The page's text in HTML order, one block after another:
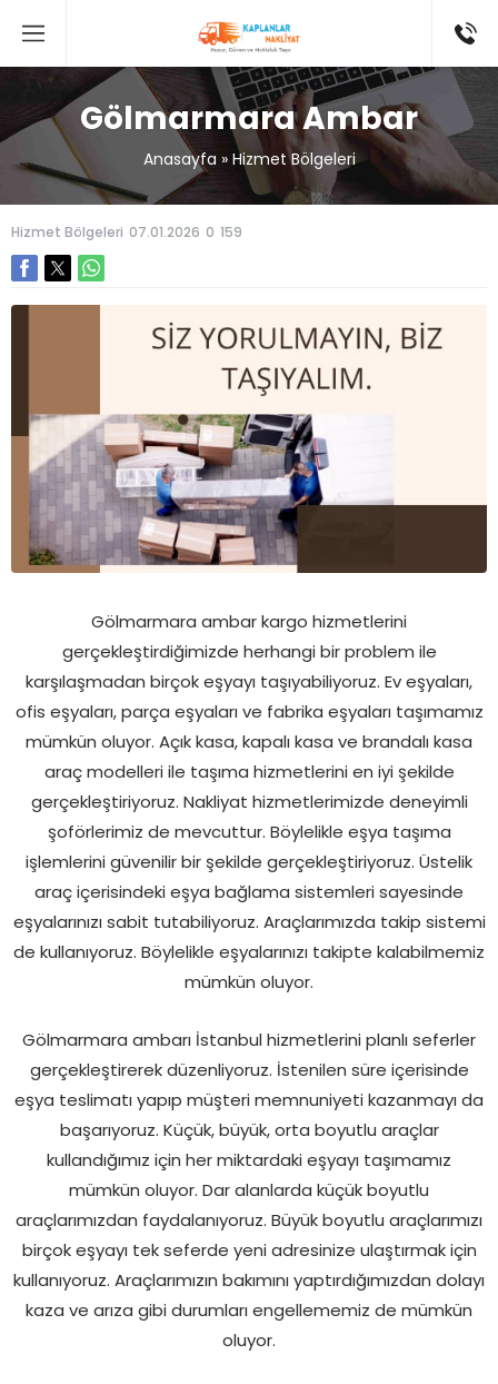
Gölmarmara Ambar
Anasayfa » Hizmet Bölgeleri
Hizmet Bölgeleri 07.01.2026 0 159
Gölmarmara ambar kargo hizmetlerini
gerçekleştirdiğimizde herhangi bir problem ile
karşılaşmadan birçok eşyayı taşıyabiliyoruz. Ev eşyaları,
ofis eşyaları, parça eşyaları ve fabrika eşyaları taşımamız
mümkün oluyor. Açık kasa, kapalı kasa ve brandalı kasa
araç modelleri ile taşıma hizmetlerini en iyi şekilde
gerçekleştiriyoruz. Nakliyat hizmetlerimizde deneyimli
şoförlerimiz de mevcuttur. Böylelikle eşya taşıma
işlemlerini güvenilir bir şekilde gerçekleştiriyoruz. Üstelik
araç içerisindeki eşya bağlama sistemleri sayesinde
eşyalarınızı sabit tutabiliyoruz. Araçlarımızda takip sistemi
de kullanıyoruz. Böylelikle eşyalarınızı takipte kalabilmemiz
mümkün oluyor.
Gölmarmara ambarı İstanbul hizmetlerini planlı seferler
gerçekleştirerek düzenliyoruz. İstenilen süre içerisinde
eşya teslimatı yapıp müşteri memnuniyeti kazanmayı da
başarıyoruz. Küçük, büyük, orta boyutlu araçlar
kullandığımız için her miktardaki eşyayı taşımamız
mümkün oluyor. Dar alanlarda küçük boyutlu
araçlarımızdan faydalanıyoruz. Büyük boyutlu araçlarımızı
birçok eşyayı tek seferde yeni adresinize ulaştırmak için
kullanıyoruz. Araçlarımızın bakımını yaptırdığımızdan dolayı
kaza ve arıza gibi durumları engellememiz de mümkün
oluyor.